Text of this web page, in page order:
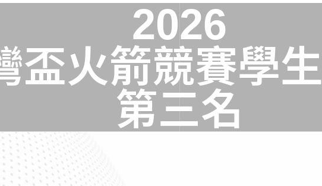
2026
盃火箭競賽學生
第三名